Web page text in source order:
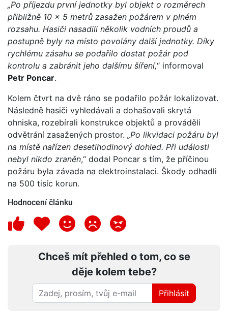
„Po příjezdu první jednotky byl objekt o rozměrech
přibližně 10 × 5 metrů zasažen požárem v plném
rozsahu. Hasiči nasadili několik vodních proudů a
postupně byly na místo povolány další jednotky. Díky
rychlému zásahu se podařilo dostat požár pod
kontrolu a zabránit jeho dalšímu šíření,“ informoval
Petr Poncar.
Kolem čtvrt na dvě ráno se podařilo požár lokalizovat.
Následně hasiči vyhledávali a dohašovali skrytá
ohniska, rozebírali konstrukce objektů a prováděli
odvětrání zasažených prostor. „Po likvidaci požáru byl
na místě nařízen desetihodinový dohled. Při události
nebyl nikdo zraněn,“ dodal Poncar s tím, že příčinou
požáru byla závada na elektroinstalaci. Škody odhadli
na 500 tisíc korun.
Hodnocení článku
Chceš mít přehled o tom, co se
děje kolem tebe?
Přihlásit